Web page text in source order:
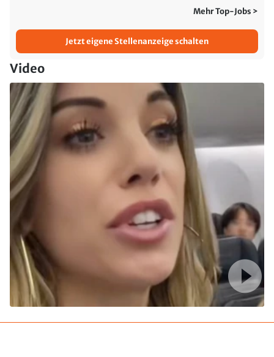
Mehr Top-Jobs >
Jetzt eigene Stellenanzeige schalten
Video